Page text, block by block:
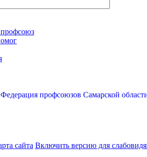
профсоюз
профсоюзов Самарской
сайта Включить версию для